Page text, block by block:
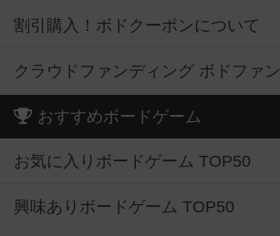
割引購入！ボドクーポンについて
クラウドファンディング ボドファン
おすすめボードゲーム
お気に入りボードゲーム TOP50
興味ありボードゲーム TOP50